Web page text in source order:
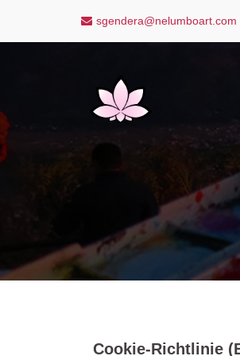
content
sgendera@nelumboart.com
Cookie-Richtlinie